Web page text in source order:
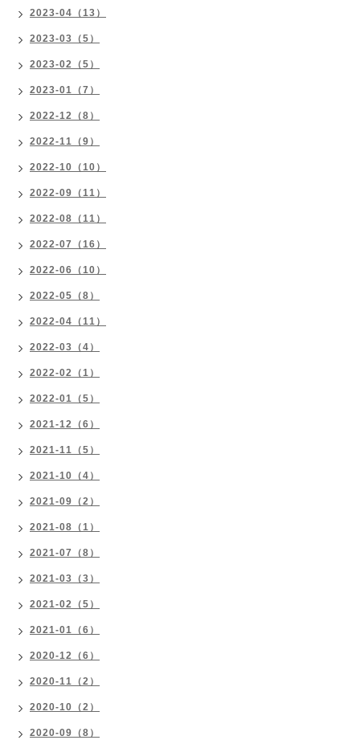
2023-04（13）
2023-03（5）
2023-02（5）
2023-01（7）
2022-12（8）
2022-11（9）
2022-10（10）
2022-09（11）
2022-08（11）
2022-07（16）
2022-06（10）
2022-05（8）
2022-04（11）
2022-03（4）
2022-02（1）
2022-01（5）
2021-12（6）
2021-11（5）
2021-10（4）
2021-09（2）
2021-08（1）
2021-07（8）
2021-03（3）
2021-02（5）
2021-01（6）
2020-12（6）
2020-11（2）
2020-10（2）
2020-09（8）